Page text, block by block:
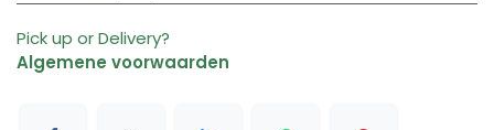
Pick up or Delivery?
Algemene voorwaarden